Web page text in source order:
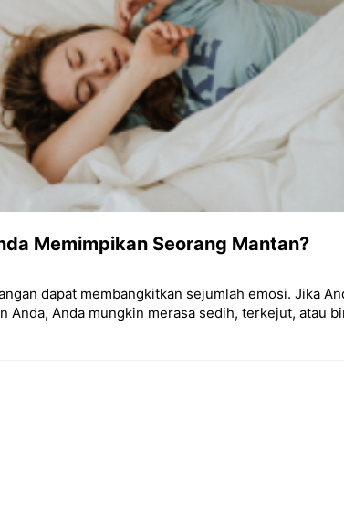
Memimpikan Seorang Mantan?
dapat membangkitkan sejumlah emosi. Jika
Anda, Anda mungkin merasa sedih, terkejut, atau